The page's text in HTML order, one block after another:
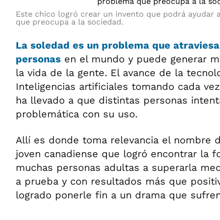
Este chico logró crear un invento que podrá ayudar
que preocupa a la sociedad.
La soledad es un problema que
personas en el mundo y puede generar
la vida de la gente. El avance de la
Inteligencias artificiales tomando cada
ha llevado a que distintas personas
problemática con su uso.
Allí es donde toma relevancia el nombre
joven canadiense que logró encontrar la
muchas personas adultas a superarla
a prueba y con resultados más que
logrado ponerle fin a un drama que